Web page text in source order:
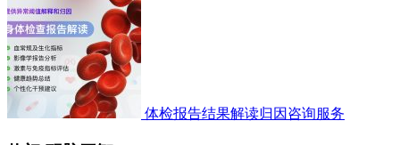
体检报告结果解读归因咨询服务